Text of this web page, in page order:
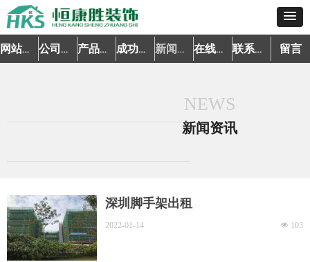
网站首页 公司简介 产品中心 成功案例 新闻资讯 在线预约 联系我们 留言
NEWS
新闻资讯
深圳脚手架出租
넶 103
2022-01-14